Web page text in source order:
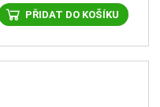
PŘIDAT DO KOŠÍKU